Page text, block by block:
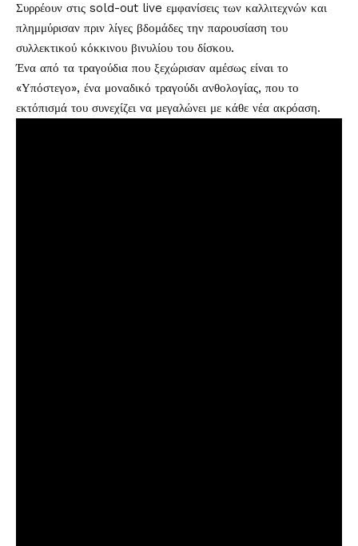
Συρρέουν στις sold-out live εμφανίσεις των καλλιτεχνών και
πλημμύρισαν πριν λίγες βδομάδες την παρουσίαση του
συλλεκτικού κόκκινου βινυλίου του δίσκου.
Ένα από τα τραγούδια που ξεχώρισαν αμέσως είναι το
«Υπόστεγο», ένα μοναδικό τραγούδι ανθολογίας, που το
εκτόπισμά του συνεχίζει να μεγαλώνει με κάθε νέα ακρόαση.